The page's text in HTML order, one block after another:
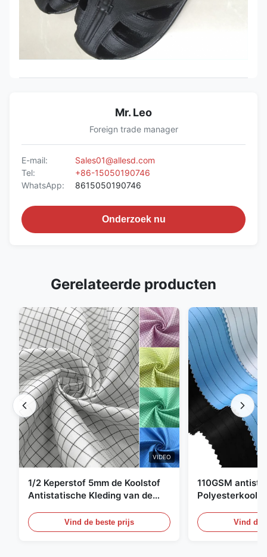
Mr. Leo
Foreign trade manager
E-mail:
Sales01@allesd.com
Tel:
+86-15050190746
WhatsApp:
8615050190746
Onderzoek nu
Gerelateerde producten
VIDEO
1/2 Keperstof 5mm de Koolstof
Antistatische Kleding van de
Vind de beste prijs
110GSM
Vind de